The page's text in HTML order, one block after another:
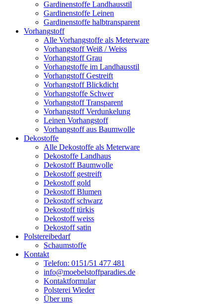
Gardinenstoffe Landhausstil
Gardinenstoffe Leinen
Gardinenstoffe halbtransparent
Vorhangstoff
Alle Vorhangstoffe als Meterware
Vorhangstoff Weiß / Weiss
Vorhangstoff Grau
Vorhangstoffe im Landhausstil
Vorhangstoff Gestreift
Vorhangstoff Blickdicht
Vorhangstoffe Schwer
Vorhangstoff Transparent
Vorhangstoff Verdunkelung
Leinen Vorhangstoff
Vorhangstoff aus Baumwolle
Dekostoffe
Alle Dekostoffe als Meterware
Dekostoffe Landhaus
Dekostoff Baumwolle
Dekostoff gestreift
Dekostoff gold
Dekostoff Blumen
Dekostoff schwarz
Dekostoff türkis
Dekostoff weiss
Dekostoff satin
Polstereibedarf
Schaumstoffe
Kontakt
Telefon: 0151/51 477 481
info@moebelstoffparadies.de
Kontaktformular
Polsterei Wieder
Über uns